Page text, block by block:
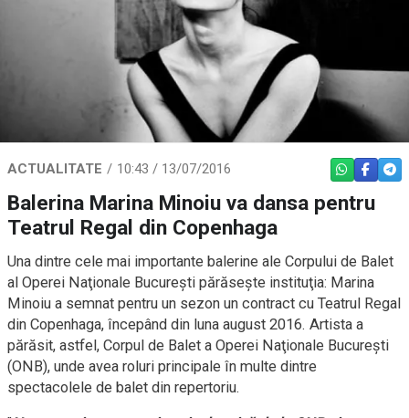
ACTUALITATE 10:43 / 13/07/2016 WHATSAPP
Balerina Marina Minoiu va dansa pentru
Teatrul Regal din Copenhaga
Una dintre cele mai importante balerine ale Corpului de Balet
al Operei Naţionale Bucureşti părăseşte instituţia: Marina
Minoiu a semnat pentru un sezon un contract cu Teatrul Regal
din Copenhaga, începând din luna august 2016. Artista a
părăsit, astfel, Corpul de Balet a Operei Naţionale Bucureşti
(ONB), unde avea roluri principale în multe dintre
spectacolele de balet din repertoriu.